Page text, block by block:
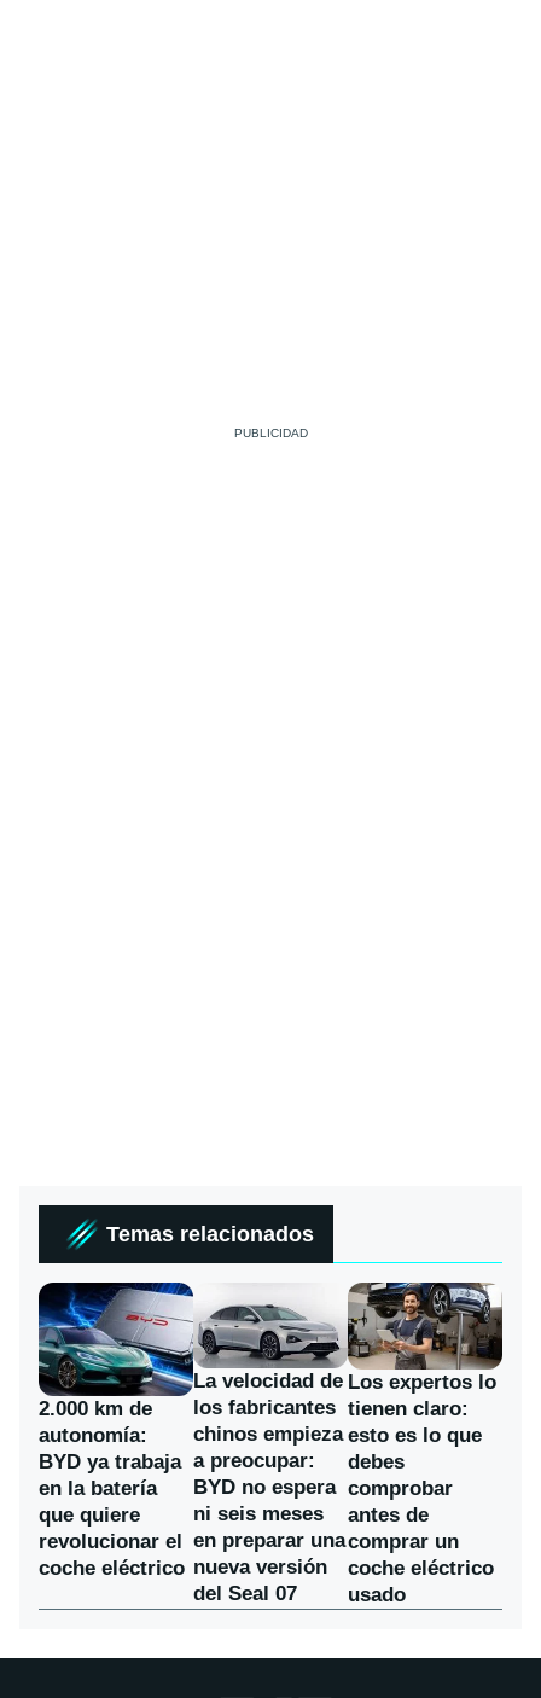
Temas relacionados
2.000 km de
autonomía:
BYD ya trabaja
en la batería
que quiere
revolucionar el
coche eléctrico
La velocidad de
los fabricantes
chinos empieza
a preocupar:
BYD no espera
ni seis meses
en preparar una
nueva versión
del Seal 07
Los expertos lo
tienen claro:
esto es lo que
debes
comprobar
antes de
comprar un
coche eléctrico
usado